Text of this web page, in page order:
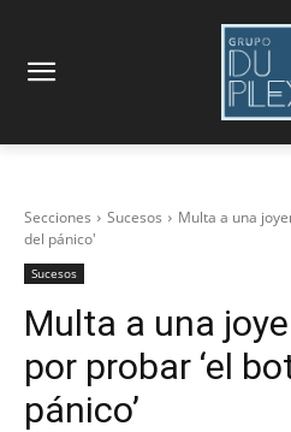
Secciones Sucesos
Multa a una
del pánico'
Sucesos
Multa a una
por probar ‘el
pánico’